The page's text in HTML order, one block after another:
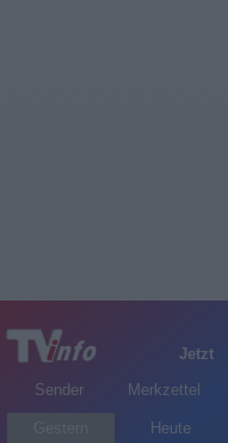
Jetzt
Sender
Merkzettel
Heute